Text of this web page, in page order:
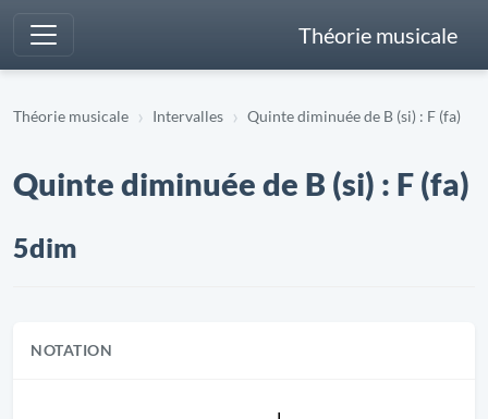
Théorie musicale
Théorie musicale Intervalles Quinte diminuée de B (si) : F (fa)
Quinte diminuée de B (si) : F (fa)
5dim
NOTATION